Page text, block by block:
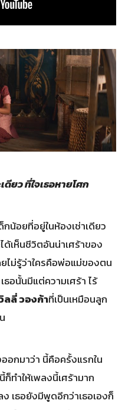
ดียว ที่ใจเธอหายโศก
กน้อยที่อยู่ในห้องเช่าเดียว
ด้เห็นชีวิตอันน่าเศร้าของ
ไม่รู้ว่าใครคือพ่อแม่ของตน
ธอนั้นมีแต่ความเศร้า ไร้
ลลี่ วองก้าที่เป็นเหมือนลูก
อกมาว่า นี้คือครั้งแรกใน
ทำให้เพลงนี้เศร้ามาก
เธอยังมีพูดอีกว่าเธอเองก็